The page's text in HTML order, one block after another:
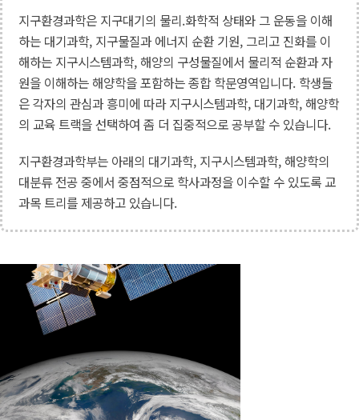
지구환경과학은 지구대기의 물리.화학적 상태와 그 운동을 이해
하는 대기과학, 지구물질과 에너지 순환 기원, 그리고 진화를 이
해하는 지구시스템과학, 해양의 구성물질에서 물리적 순환과 자
원을 이해하는 해양학을 포함하는 종합 학문영역입니다. 학생들
은 각자의 관심과 흥미에 따라 지구시스템과학, 대기과학, 해양학
의 교육 트랙을 선택하여 좀 더 집중적으로 공부할 수 있습니다.
지구환경과학부는 아래의 대기과학, 지구시스템과학, 해양학의
대분류 전공 중에서 중점적으로 학사과정을 이수할 수 있도록 교
과목 트리를 제공하고 있습니다.